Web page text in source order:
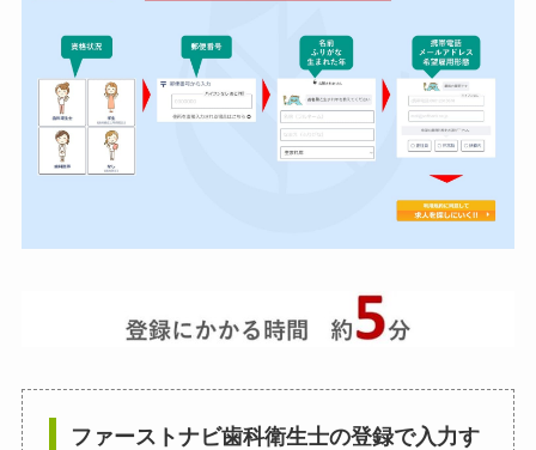
ファーストナビ歯科衛生士の登録で入力す